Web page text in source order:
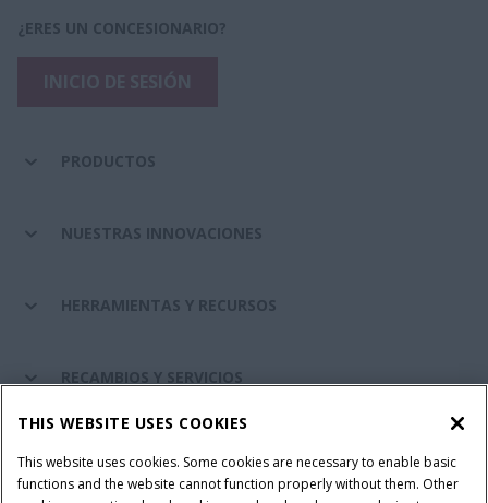
¿ERES UN CONCESIONARIO?
PRODUCTOS
NUESTRAS INNOVACIONES
HERRAMIENTAS Y RECURSOS
RECAMBIOS Y SERVICIOS
THIS WEBSITE USES COOKIES
This website uses cookies. Some cookies are necessary to enable basic
functions and the website cannot function properly without them. Other